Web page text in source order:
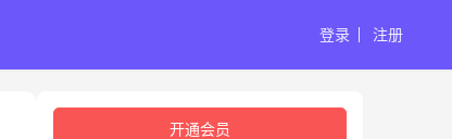
登录 注册
开通会员